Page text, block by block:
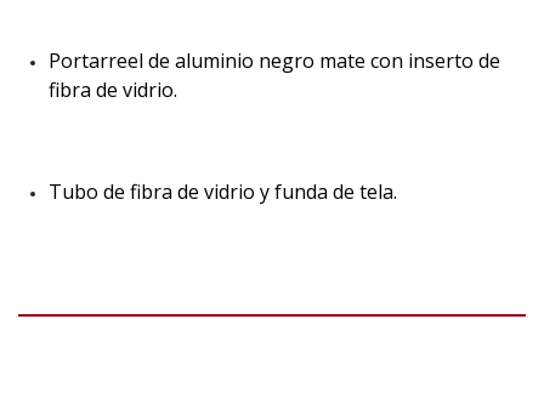
Portarreel de aluminio negro mate con inserto de
fibra de vidrio.
Tubo de fibra de vidrio y funda de tela.